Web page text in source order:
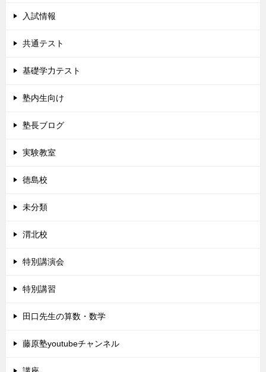
入試情報
共通テスト
基礎学力テスト
塾内生向け
塾長ブログ
実験教室
徳島校
未分類
渭北校
特別講演会
特別講習
田口先生の算数・数学
藤原塾youtubeチャンネル